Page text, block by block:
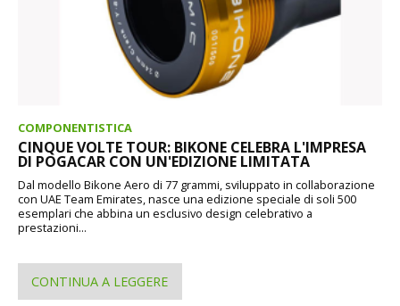
COMPONENTISTICA
CINQUE VOLTE TOUR: BIKONE CELEBRA L'IMPRESA
DI POGACAR CON UN'EDIZIONE LIMITATA
Dal modello Bikone Aero di 77 grammi, sviluppato in collaborazione
con UAE Team Emirates, nasce una edizione speciale di soli 500
esemplari che abbina un esclusivo design celebrativo a
prestazioni...
CONTINUA A LEGGERE